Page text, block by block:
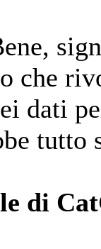
che
dati
di